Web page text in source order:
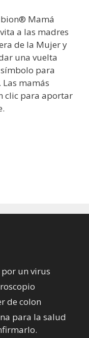
Mamá
a las madres
de la Mujer y
una vuelta
para
mamás
clic para aportar
un virus
de colon
para la salud